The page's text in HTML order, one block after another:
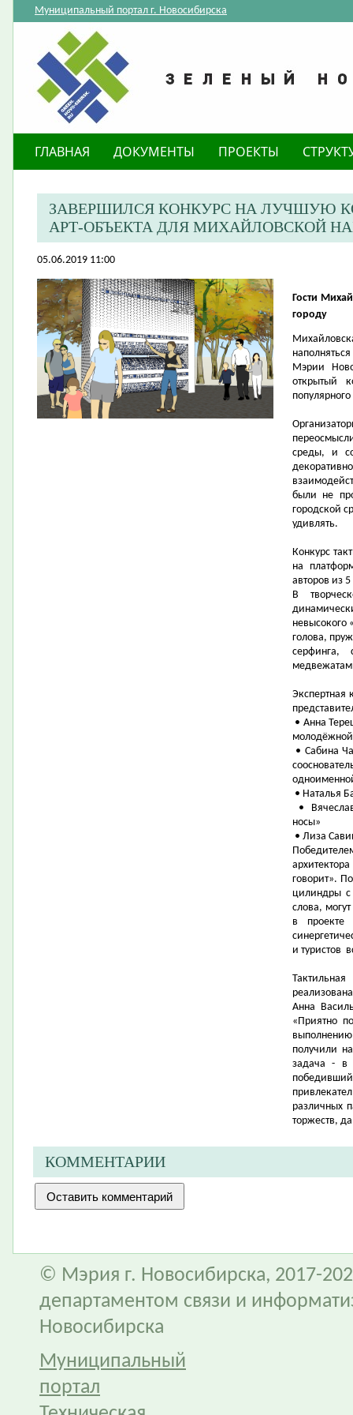
Муниципальный портал г. Новосибирска
ГЛАВНАЯ ДОКУМЕНТЫ ПРОЕКТЫ
ЗАВЕРШИЛСЯ КОНКУРС НА ЛУЧШУЮ
АРТ-ОБЪЕКТА ДЛЯ МИХАЙЛОВСКОЙ
05.06.2019 11:00
Гости
городу
Мэрии
открытый
среды, и
были не
городской
удивлять.
Конкурс
на
авторов из
В
невысокого
голова,
серфинга,
Экспертная
• Анна
• Сабина
• Наталья
•
носы»
• Лиза
говорит».
цилиндры с
слова,
в проекте
и туристов
Анна
«Приятно
получили
задача - в
различных
торжеств,
КОММЕНТАРИИ
© Мэрия г. Новосибирска, 2017-
департаментом связи и
Новосибирска
Муниципальный
портал